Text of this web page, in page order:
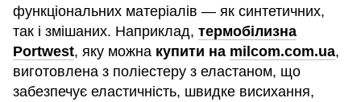
функціональних матеріалів — як синтетичних,
так і змішаних. Наприклад, термобілизна
Portwest, яку можна купити на milcom.com.ua,
виготовлена з поліестеру з еластаном, що
забезпечує еластичність, швидке висихання,